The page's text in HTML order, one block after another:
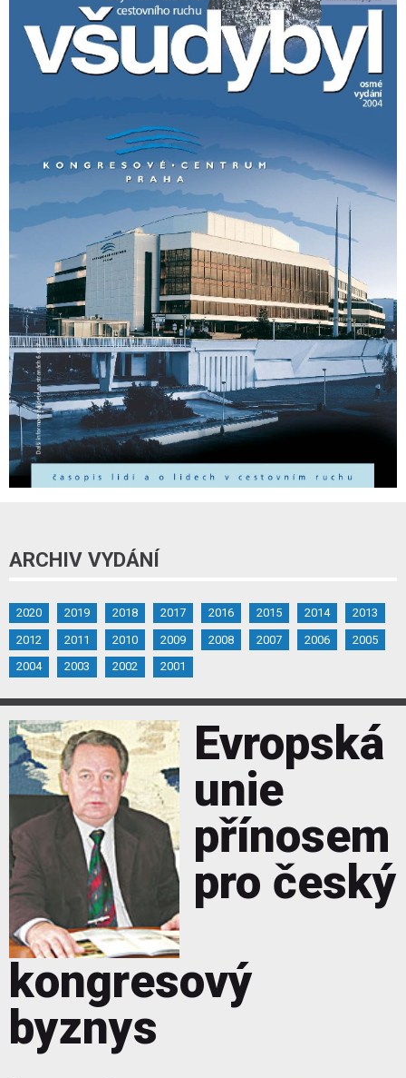
ARCHIV VYDÁNÍ
2020 2019 2018 2017 2016 2015 2014
2013
2012
2011 2010 2009 2008 2007 2006
2005
2004
2003 2002 2001
Evropská
unie
přínosem
pro český
kongresový
byznys